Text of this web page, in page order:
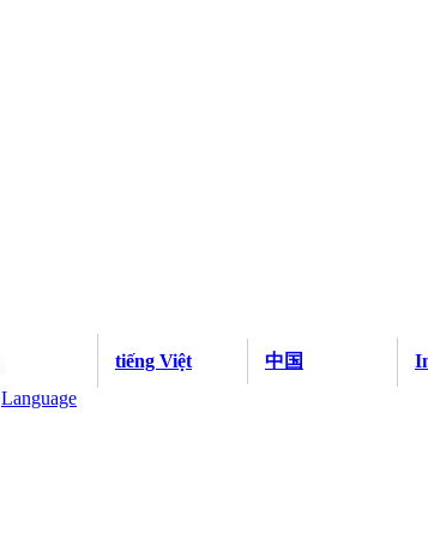
tiếng Việt 中国
Language